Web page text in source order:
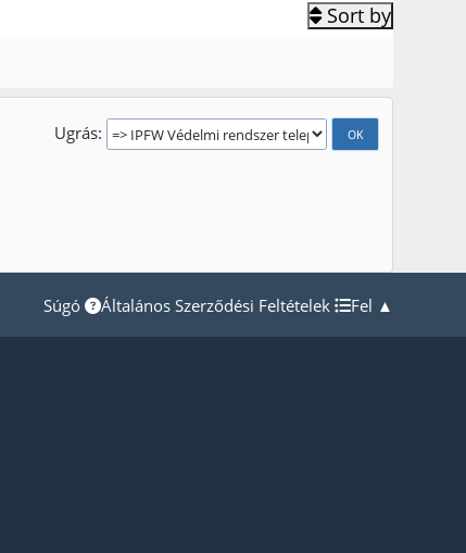
Sort by
Ugrás
Súgó Általános Szerződési Feltételek Fel ▲